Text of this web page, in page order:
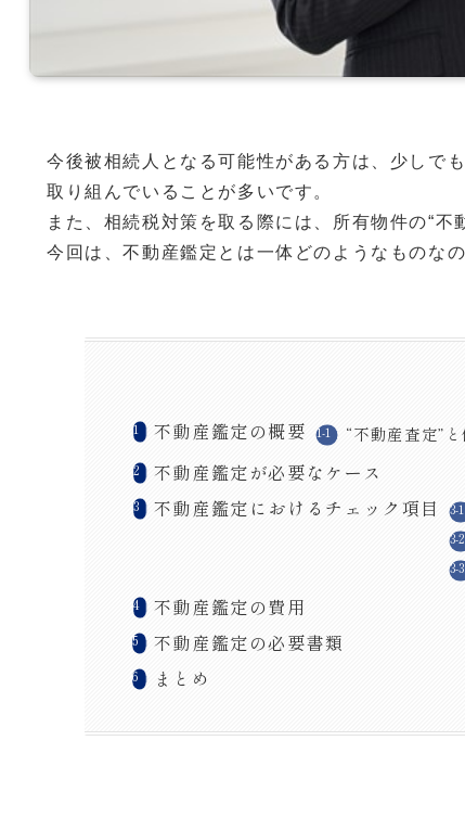
今後被相続人となる可能性がある方は、少しで
取り組んでいることが多いです。
また、相続税対策を取る際には、所有物件の“不
今回は、不動産鑑定とは一体どのようなものな
不動産鑑定の概要 “不動産査定”
不動産鑑定が必要なケース
不動産鑑定におけるチェック項目
不動産鑑定の費用
不動産鑑定の必要書類
まとめ